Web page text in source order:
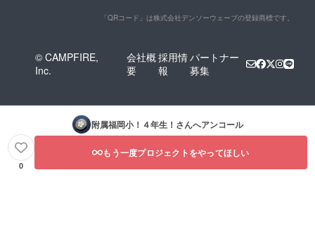
「QRコード」は株式会社デンソーウェーブの登録商標です。
© CAMPFIRE,
Inc.
会社概
要
採用情
報
パートナー
募集
附属福岡小！４年生！ さんへアンコール
0
もう一度プロジェクトをやってほしい